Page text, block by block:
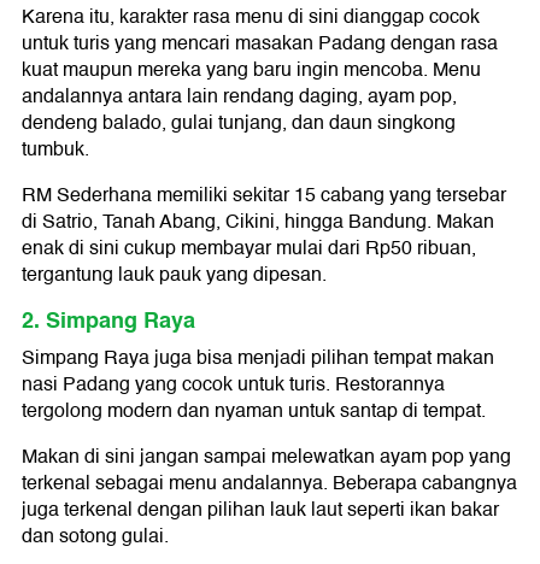
Karena itu, karakter rasa menu di sini dianggap cocok
untuk turis yang mencari masakan Padang dengan rasa
kuat maupun mereka yang baru ingin mencoba. Menu
andalannya antara lain rendang daging, ayam pop,
dendeng balado, gulai tunjang, dan daun singkong
tumbuk.
RM Sederhana memiliki sekitar 15 cabang yang tersebar
di Satrio, Tanah Abang, Cikini, hingga Bandung. Makan
enak di sini cukup membayar mulai dari Rp50 ribuan,
tergantung lauk pauk yang dipesan.
2. Simpang Raya
Simpang Raya juga bisa menjadi pilihan tempat makan
nasi Padang yang cocok untuk turis. Restorannya
tergolong modern dan nyaman untuk santap di tempat.
Makan di sini jangan sampai melewatkan ayam pop yang
terkenal sebagai menu andalannya. Beberapa cabangnya
juga terkenal dengan pilihan lauk laut seperti ikan bakar
dan sotong gulai.